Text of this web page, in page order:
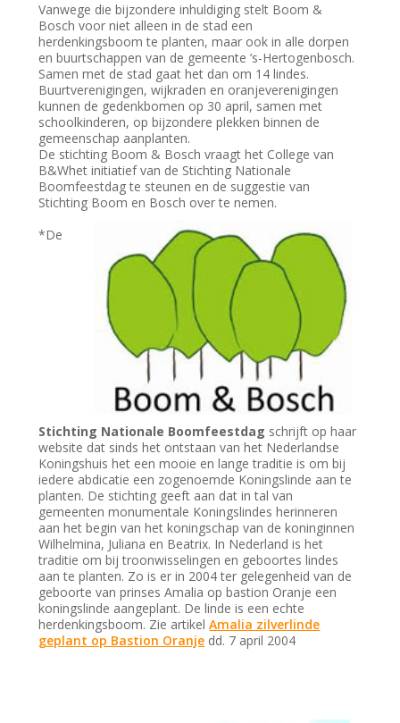
Vanwege die bijzondere inhuldiging stelt Boom &
Bosch voor niet alleen in de stad een
herdenkingsboom te planten, maar ook in alle dorpen
en buurtschappen van de gemeente ’s-Hertogenbosch.
Samen met de stad gaat het dan om 14 lindes.
Buurtverenigingen, wijkraden en oranjeverenigingen
kunnen de gedenkbomen op 30 april, samen met
schoolkinderen, op bijzondere plekken binnen de
gemeenschap aanplanten.
De stichting Boom & Bosch vraagt het College van
B&Whet initiatief van de Stichting Nationale
Boomfeestdag te steunen en de suggestie van
Stichting Boom en Bosch over te nemen.
*De
Stichting Nationale Boomfeestdag schrijft op haar
website dat sinds het ontstaan van het Nederlandse
Koningshuis het een mooie en lange traditie is om bij
iedere abdicatie een zogenoemde Koningslinde aan te
planten. De stichting geeft aan dat in tal van
gemeenten monumentale Koningslindes herinneren
aan het begin van het koningschap van de koninginnen
Wilhelmina, Juliana en Beatrix. In Nederland is het
traditie om bij troonwisselingen en geboortes lindes
aan te planten. Zo is er in 2004 ter gelegenheid van de
geboorte van prinses Amalia op bastion Oranje een
koningslinde aangeplant. De linde is een echte
herdenkingsboom. Zie artikelAmalia zilverlinde
geplant op Bastion Oranje dd. 7 april 2004